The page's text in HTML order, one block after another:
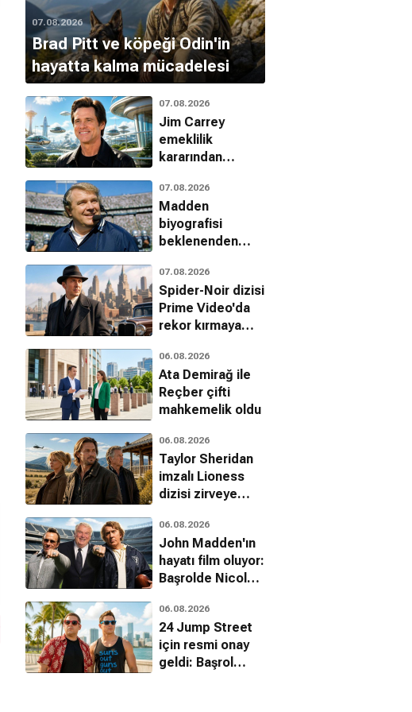
07.08.2026
Brad Pitt ve köpeği Odin'in
hayatta kalma mücadelesi
07.08.2026
Jim Carrey
emeklilik
kararından
Jetgiller ile
dönüyor
07.08.2026
Madden
biyografisi
beklenenden
07.08.2026
Spider-Noir dizisi
Prime Video'da
rekor kırmaya
06.08.2026
Ata Demirağ ile
Reçber çifti
mahkemelik oldu
06.08.2026
Taylor Sheridan
imzalı Lioness
dizisi zirveye
06.08.2026
John Madden'ın
hayatı film oluyor:
Başrolde Nicolas
06.08.2026
24 Jump Street
için resmi onay
geldi: Başrol